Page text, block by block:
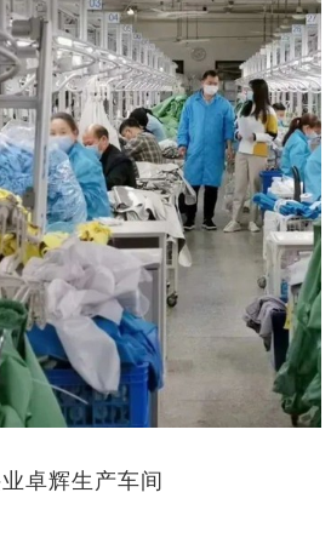
卓辉生产车间